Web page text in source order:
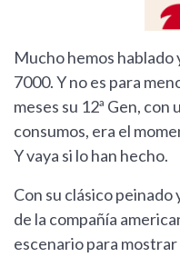
Mucho hemos hablado
7000. Y no es para
meses su 12ª Gen,
consumos, era el
Y vaya si lo han hecho.
Con su clásico peinado
de la compañía
escenario para